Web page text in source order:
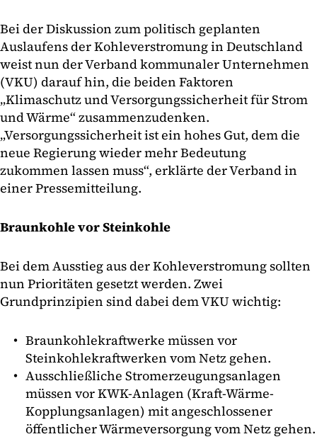
Bei der Diskussion zum politisch geplanten
Auslaufens der Kohleverstromung in Deutschland
weist nun der Verband kommunaler Unternehmen
(VKU) darauf hin, die beiden Faktoren
„Klimaschutz und Versorgungssicherheit für Strom
und Wärme“ zusammenzudenken.
„Versorgungssicherheit ist ein hohes Gut, dem die
neue Regierung wieder mehr Bedeutung
zukommen lassen muss“, erklärte der Verband in
einer Pressemitteilung.
Braunkohle vor Steinkohle
Bei dem Ausstieg aus der Kohleverstromung sollten
nun Prioritäten gesetzt werden. Zwei
Grundprinzipien sind dabei dem VKU wichtig:
Braunkohlekraftwerke müssen vor
Steinkohlekraftwerken vom Netz gehen.
Ausschließliche Stromerzeugungsanlagen
müssen vor KWK-Anlagen (Kraft-Wärme-
Kopplungsanlagen) mit angeschlossener
öffentlicher Wärmeversorgung vom Netz gehen.